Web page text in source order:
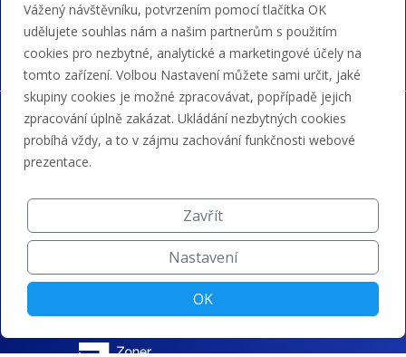
bankovním převodem a kreditem.
Vážený návštěvníku, potvrzením pomocí tlačítka OK
udělujete souhlas nám a našim partnerům s použitím
cookies pro nezbytné, analytické a marketingové účely na
tomto zařízení. Volbou Nastavení můžete sami určit, jaké
skupiny cookies je možné zpracovávat, popřípadě jejich
zpracování úplně zakázat. Ukládání nezbytných cookies
probíhá vždy, a to v zájmu zachování funkčnosti webové
prezentace.
Zavřít
Nastavení
OK